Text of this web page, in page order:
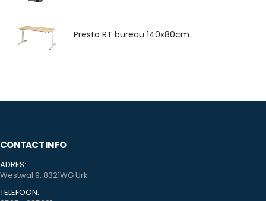
Presto RT bureau 140x80cm
CONTACT INFO
ADRES:
Westwal 9, 8321WG Urk
TELEFOON: